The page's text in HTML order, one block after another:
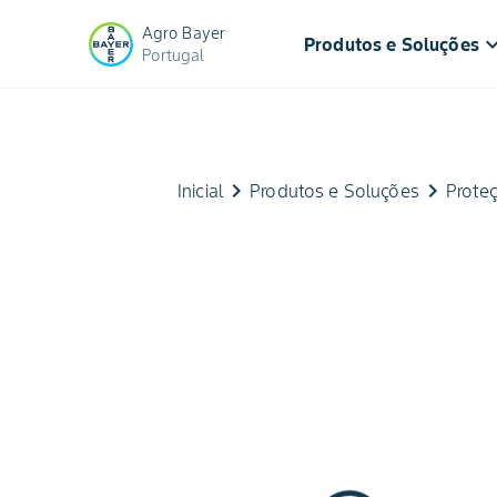
Agro Bayer
Portugal
Produtos e Soluções
Inicial keyboard_arrow_right Produtos e Soluções keyboard_arrow_right